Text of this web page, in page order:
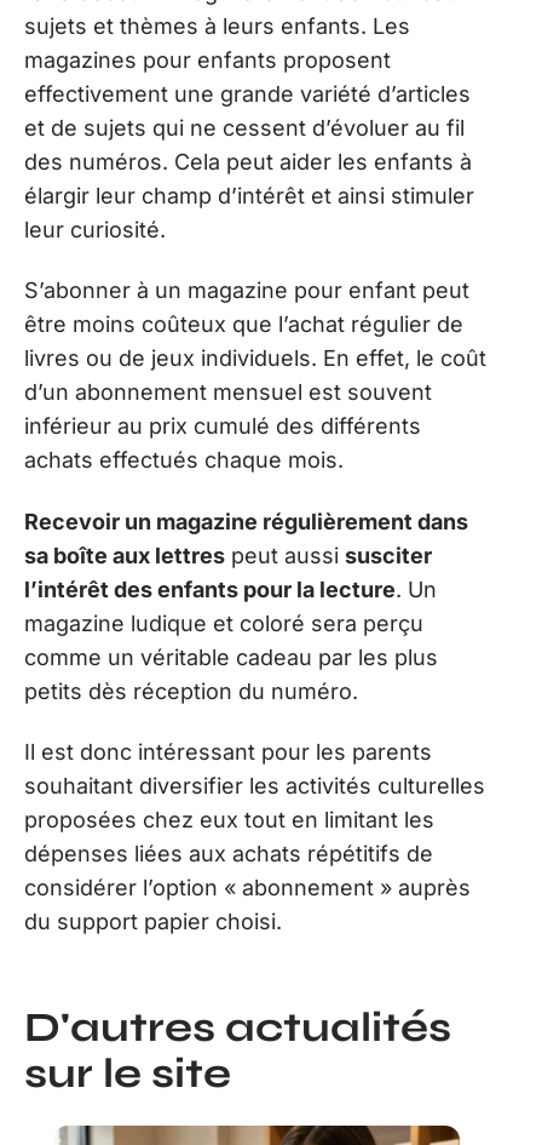
sujets et thèmes à leurs enfants. Les
magazines pour enfants proposent
effectivement une grande variété d’articles
et de sujets qui ne cessent d’évoluer au fil
des numéros. Cela peut aider les enfants à
élargir leur champ d’intérêt et ainsi stimuler
leur curiosité.
S’abonner à un magazine pour enfant peut
être moins coûteux que l’achat régulier de
livres ou de jeux individuels. En effet, le coût
d’un abonnement mensuel est souvent
inférieur au prix cumulé des différents
achats effectués chaque mois.
Recevoir un magazine régulièrement dans
sa boîte aux lettres peut aussi susciter
l’intérêt des enfants pour la lecture. Un
magazine ludique et coloré sera perçu
comme un véritable cadeau par les plus
petits dès réception du numéro.
Il est donc intéressant pour les parents
souhaitant diversifier les activités culturelles
proposées chez eux tout en limitant les
dépenses liées aux achats répétitifs de
considérer l’option « abonnement » auprès
du support papier choisi.
D'autres actualités
sur le site